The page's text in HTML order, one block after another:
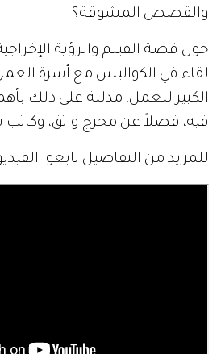
والقصص المشوقة؟
حول قصة الفيلم والرؤية
لقاء في الكواليس مع أسرة
الكبير للعمل، مدللة على ذلك
فيه، فضلاً عن مخرج واثق، وكاتب
للمزيد من التفاصيل تابعوا